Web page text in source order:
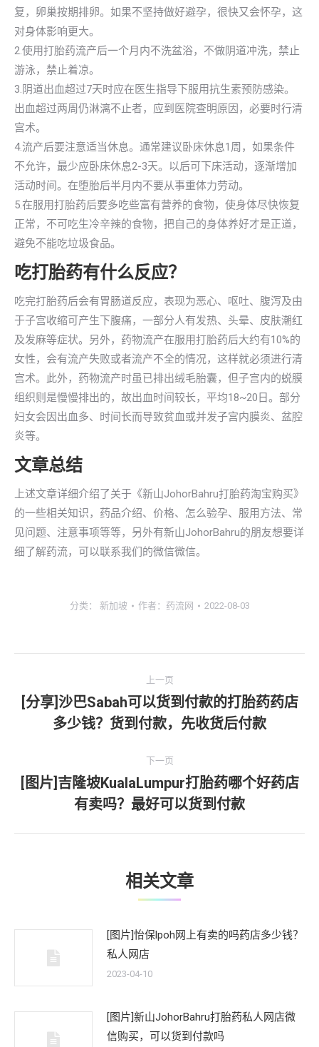
复，卵巢按期排卵。如果不坚持做好避孕，很快又会怀孕，这
对身体影响更大。
2.使用打胎药流产后一个月内不洗盆浴，不做阴道冲洗，禁止
游泳，禁止着凉。
3.阴道出血超过7天时应在医生指导下服用抗生素预防感染。
出血超过两周仍淋漓不止者，应到医院查明原因，必要时行清
宫术。
4.流产后要注意适当休息。通常建议卧床休息1周，如果条件
不允许，最少应卧床休息2-3天。以后可下床活动，逐渐增加
活动时间。在堕胎后半月内不要从事重体力劳动。
5.在服用打胎药后要多吃些富有营养的食物，使身体尽快恢复
正常，不可吃生冷辛辣的食物，把自己的身体养好才是正道，
避免不能吃垃圾食品。
吃打胎药有什么反应？
吃完打胎药后会有胃肠道反应，表现为恶心、呕吐、腹泻及由
于子宫收缩可产生下腹痛，一部分人有发热、头晕、皮肤潮红
及发麻等症状。另外，药物流产在服用打胎药后大约有10%的
女性，会有流产失败或者流产不全的情况，这样就必须进行清
宫术。此外，药物流产时虽已排出绒毛胎囊，但子宫内的蜕膜
组织则是慢慢排出的，故出血时间较长，平均18~20日。部分
妇女会因出血多、时间长而导致贫血或并发子宫内膜炎、盆腔
炎等。
文章总结
上述文章详细介绍了关于《新山JohorBahru打胎药淘宝购买》
的一些相关知识，药品介绍、价格、怎么验孕、服用方法、常
见问题、注意事项等等，另外有新山JohorBahru的朋友想要详
细了解药流，可以联系我们的微信微信。
分类： 新加坡 作者： 药流网 2022-08-03
章
上一页
上
一
[分享]沙巴Sabah可以货到付款的打胎药药店
多少钱？货到付款，先收货后付款
下一页
下
一
文
[图片]吉隆坡KualaLumpur打胎药哪个好药店
有卖吗？最好可以货到付款
相关文章
[图片]怡保lpoh网上有卖的吗药店多少钱？
私人网店
2023-04-10
[图片]新山JohorBahru打胎药私人网店微
信购买，可以货到付款吗